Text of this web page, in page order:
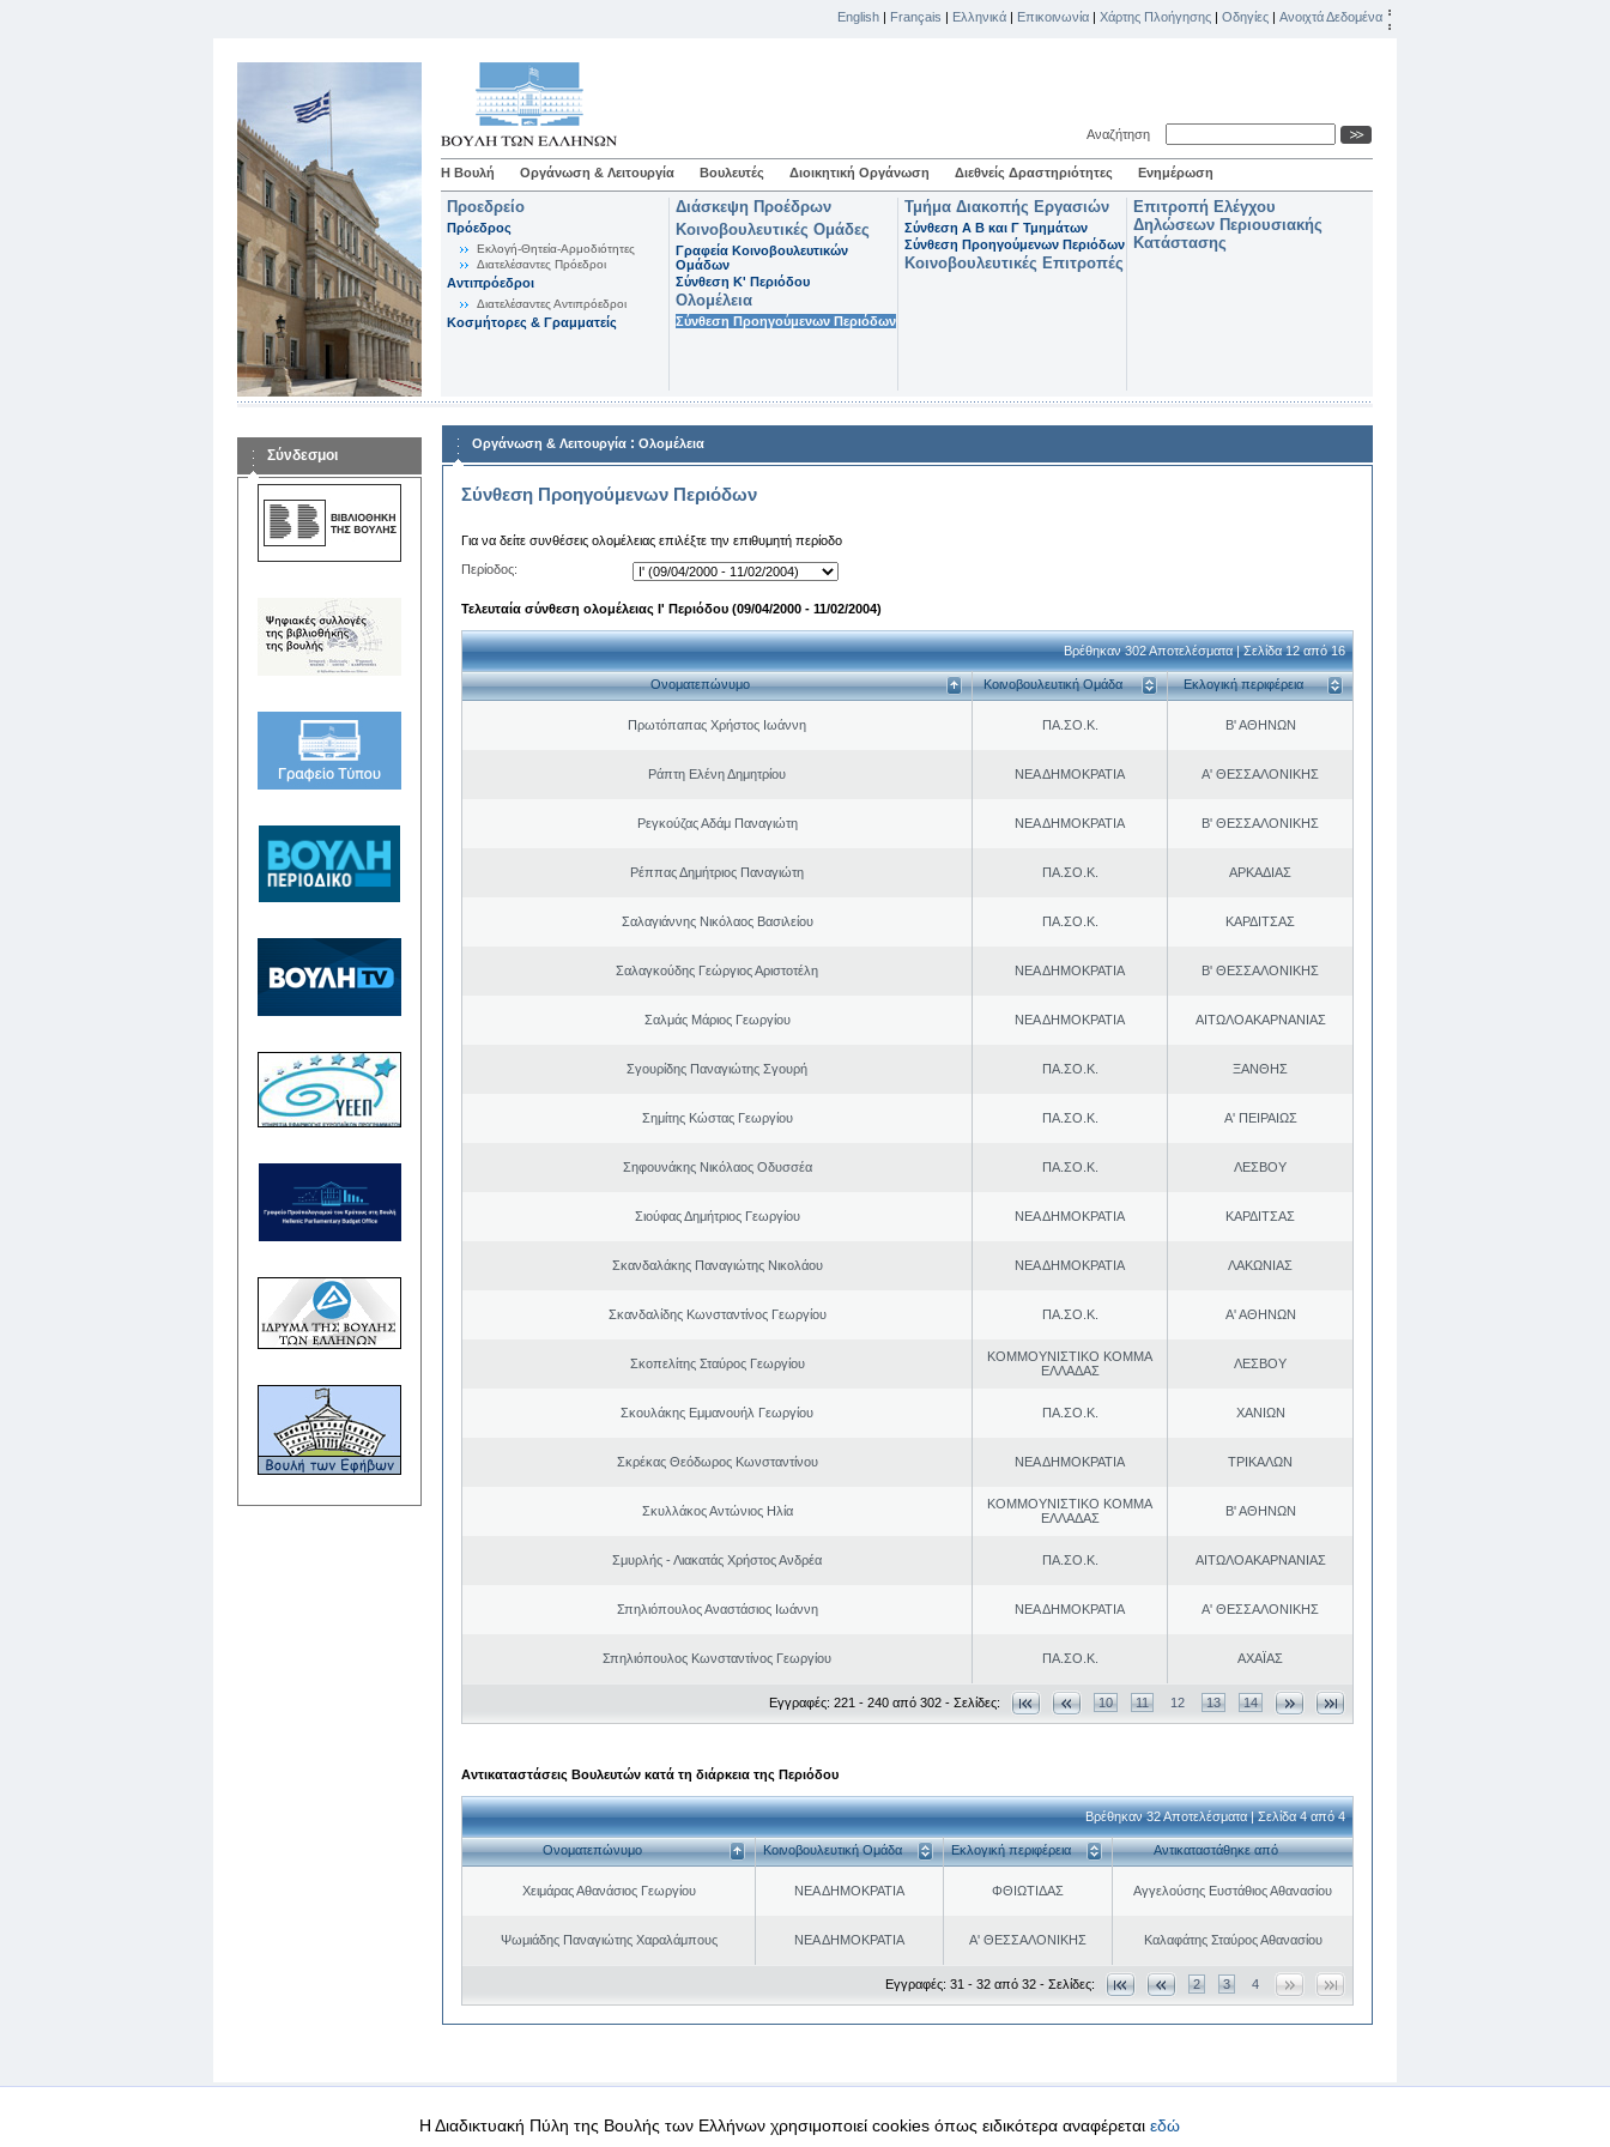
English | Français | Ελληνικά | Επικοινωνία | Χάρτης Πλοήγησης | Οδηγίες | Ανοιχτά Δεδομένα
Αναζήτηση
Η Βουλή Οργάνωση & Λειτουργία Βουλευτές Διοικητική Οργάνωση Διεθνείς Δραστηριότητες Ενημέρωση
Προεδρείο
Πρόεδρος
Εκλογή-Θητεία-Αρμοδιότητες
Διατελέσαντες Πρόεδροι
Αντιπρόεδροι
Διατελέσαντες Αντιπρόεδροι
Κοσμήτορες & Γραμματείς
Διάσκεψη Προέδρων
Κοινοβουλευτικές Ομάδες
Γραφεία Κοινοβουλευτικών
Ομάδων
Σύνθεση K' Περιόδου
Ολομέλεια
Σύνθεση Προηγούμενων Περιόδων
Τμήμα Διακοπής Εργασιών
Σύνθεση Α Β και Γ Τμημάτων
Σύνθεση Προηγούμενων Περιόδων
Κοινοβουλευτικές Επιτροπές
Επιτροπή Ελέγχου
Δηλώσεων Περιουσιακής
Κατάστασης
Σύνδεσμοι
Οργάνωση & Λειτουργία : Ολομέλεια
Σύνθεση Προηγούμενων Περιόδων
Για να δείτε συνθέσεις ολομέλειας επιλέξτε την επιθυμητή περίοδο
Περίοδος:
Τελευταία σύνθεση ολομέλειας Ι' Περιόδου (09/04/2000 - 11/02/2004)
Βρέθηκαν 302 Αποτελέσματα | Σελίδα 12 από 16
Ονοματεπώνυμο Κοινοβουλευτική Ομάδα Εκλογική περιφέρεια
Πρωτόπαπας Χρήστος Ιωάννη ΠΑ.ΣΟ.Κ. Β' ΑΘΗΝΩΝ
Ράπτη Ελένη Δημητρίου ΝΕΑ ΔΗΜΟΚΡΑΤΙΑ Α' ΘΕΣΣΑΛΟΝΙΚΗΣ
Ρεγκούζας Αδάμ Παναγιώτη ΝΕΑ ΔΗΜΟΚΡΑΤΙΑ Β' ΘΕΣΣΑΛΟΝΙΚΗΣ
Ρέππας Δημήτριος Παναγιώτη ΠΑ.ΣΟ.Κ. ΑΡΚΑΔΙΑΣ
Σαλαγιάννης Νικόλαος Βασιλείου ΠΑ.ΣΟ.Κ. ΚΑΡΔΙΤΣΑΣ
Σαλαγκούδης Γεώργιος Αριστοτέλη ΝΕΑ ΔΗΜΟΚΡΑΤΙΑ Β' ΘΕΣΣΑΛΟΝΙΚΗΣ
Σαλμάς Μάριος Γεωργίου ΝΕΑ ΔΗΜΟΚΡΑΤΙΑ ΑΙΤΩΛΟΑΚΑΡΝΑΝΙΑΣ
Σγουρίδης Παναγιώτης Σγουρή ΠΑ.ΣΟ.Κ. ΞΑΝΘΗΣ
Σημίτης Κώστας Γεωργίου ΠΑ.ΣΟ.Κ. Α' ΠΕΙΡΑΙΩΣ
Σηφουνάκης Νικόλαος Οδυσσέα ΠΑ.ΣΟ.Κ. ΛΕΣΒΟΥ
Σιούφας Δημήτριος Γεωργίου ΝΕΑ ΔΗΜΟΚΡΑΤΙΑ ΚΑΡΔΙΤΣΑΣ
Σκανδαλάκης Παναγιώτης Νικολάου ΝΕΑ ΔΗΜΟΚΡΑΤΙΑ ΛΑΚΩΝΙΑΣ
Σκανδαλίδης Κωνσταντίνος Γεωργίου ΠΑ.ΣΟ.Κ. Α' ΑΘΗΝΩΝ
Σκοπελίτης Σταύρος Γεωργίου
ΚΟΜΜΟΥΝΙΣΤΙΚΟ ΚΟΜΜΑ
ΕΛΛΑΔΑΣ
ΛΕΣΒΟΥ
Σκουλάκης Εμμανουήλ Γεωργίου ΠΑ.ΣΟ.Κ. ΧΑΝΙΩΝ
Σκρέκας Θεόδωρος Κωνσταντίνου ΝΕΑ ΔΗΜΟΚΡΑΤΙΑ ΤΡΙΚΑΛΩΝ
Σκυλλάκος Αντώνιος Ηλία
ΚΟΜΜΟΥΝΙΣΤΙΚΟ ΚΟΜΜΑ
ΕΛΛΑΔΑΣ
Β' ΑΘΗΝΩΝ
Σμυρλής - Λιακατάς Χρήστος Ανδρέα ΠΑ.ΣΟ.Κ. ΑΙΤΩΛΟΑΚΑΡΝΑΝΙΑΣ
Σπηλιόπουλος Αναστάσιος Ιωάννη ΝΕΑ ΔΗΜΟΚΡΑΤΙΑ Α' ΘΕΣΣΑΛΟΝΙΚΗΣ
Σπηλιόπουλος Κωνσταντίνος Γεωργίου ΠΑ.ΣΟ.Κ. ΑΧΑΪΑΣ
Εγγραφές: 221 - 240 από 302 - Σελίδες: 10 11 12 13 14
Αντικαταστάσεις Βουλευτών κατά τη διάρκεια της Περιόδου
Βρέθηκαν 32 Αποτελέσματα | Σελίδα 4 από 4
Ονοματεπώνυμο Κοινοβουλευτική Ομάδα Εκλογική περιφέρεια Αντικαταστάθηκε από
Χειμάρας Αθανάσιος Γεωργίου ΝΕΑ ΔΗΜΟΚΡΑΤΙΑ ΦΘΙΩΤΙΔΑΣ Αγγελούσης Ευστάθιος Αθανασίου
Ψωμιάδης Παναγιώτης Χαραλάμπους ΝΕΑ ΔΗΜΟΚΡΑΤΙΑ Α' ΘΕΣΣΑΛΟΝΙΚΗΣ Καλαφάτης Σταύρος Αθανασίου
Εγγραφές: 31 - 32 από 32 - Σελίδες: 2 3 4
Όροι χρήσης Προσωπικά δεδομένα Ασφάλεια & Πρόσβαση
Η Διαδικτυακή Πύλη της Βουλής των Ελλήνων χρησιμοποιεί cookies όπως ειδικότερα αναφέρεται εδώ